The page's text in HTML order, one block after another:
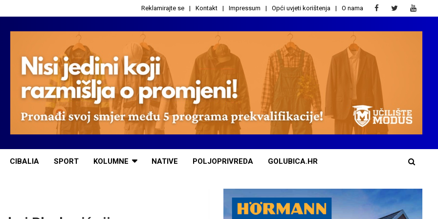
Reklamirajte se Kontakt Impressum Opći uvjeti korištenja O nama
CIBALIA SPORT KOLUMNE NATIVE POLJOPRIVREDA GOLUBICA.HR
A